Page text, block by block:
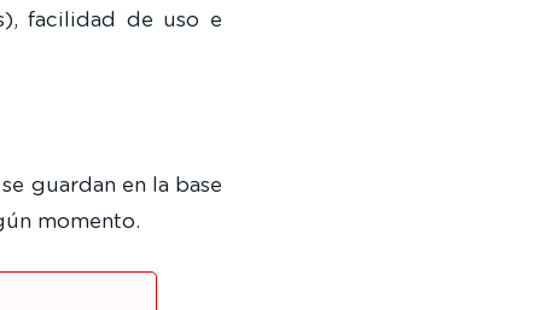
facilidad de uso e
guardan en la base
momento.